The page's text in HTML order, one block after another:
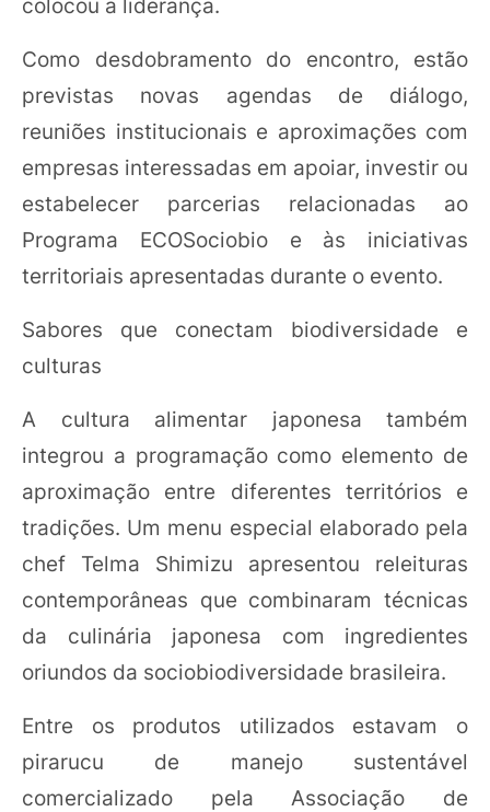
colocou a liderança.
Como desdobramento do encontro, estão
previstas novas agendas de diálogo,
reuniões institucionais e aproximações com
empresas interessadas em apoiar, investir ou
estabelecer parcerias relacionadas ao
Programa ECOSociobio e às iniciativas
territoriais apresentadas durante o evento.
Sabores que conectam biodiversidade e
culturas
A cultura alimentar japonesa também
integrou a programação como elemento de
aproximação entre diferentes territórios e
tradições. Um menu especial elaborado pela
chef Telma Shimizu apresentou releituras
contemporâneas que combinaram técnicas
da culinária japonesa com ingredientes
oriundos da sociobiodiversidade brasileira.
Entre os produtos utilizados estavam o
pirarucu de manejo sustentável
comercializado pela Associação de